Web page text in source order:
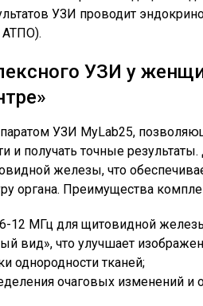
УЗИ проводит
АТПО).
УЗИ у
УЗИ MyLab25,
и получать точные
железы, что
органа. Преимущества
6-12 МГц для щитовидной
вид», что улучшает
однородности тканей;
очаговых изменений и